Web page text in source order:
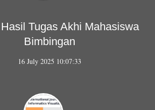
Tugas Akhi Mahasiswa
Bimbingan
16 July 2025 10:07:33